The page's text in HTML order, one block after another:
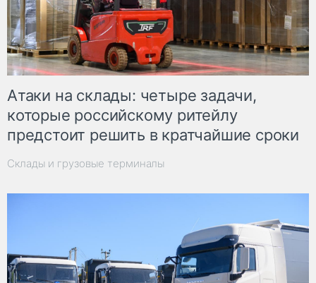
Атаки на склады: четыре задачи,
которые российскому ритейлу
предстоит решить в кратчайшие сроки
Склады и грузовые терминалы